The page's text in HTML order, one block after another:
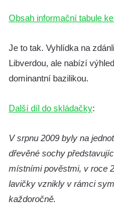
Hradiště Hrádek u
Skalní okno na Grünes
Papststein (Saské
Jeskyně Idagrotte
Skalní město Nebeská
Vyhlídka u
hřbitova ve skalách
Obsah informační tabule
Je to tak. Vyhlídka na
Libverdou, ale nabízí
dominantní bazilikou.
Další díl do skládačky:
V srpnu 2009 byly na
dřevěné sochy
místními pověstmi, v roce
lavičky vznikly v rámci
každoročně.